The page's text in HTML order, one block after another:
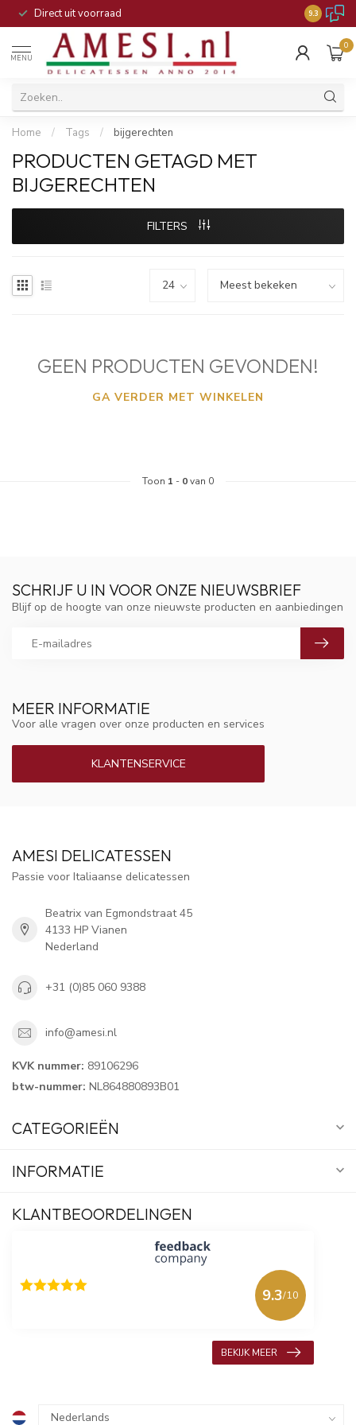
Direct uit voorraad 9.3
MENU
0
Home / Tags / bijgerechten
PRODUCTEN GETAGD MET
BIJGERECHTEN
FILTERS
GEEN PRODUCTEN GEVONDEN!
GA VERDER MET WINKELEN
Toon 1 - 0van 0
MEER INFORMATIE
Voor alle vragen over onze producten en services
KLANTENSERVICE
SCHRIJF U IN VOOR ONZE NIEUWSBRIEF
Blijf op de hoogte van onze nieuwste producten en aanbiedingen
AMESI DELICATESSEN
Passie voor Italiaanse delicatessen
Beatrix van Egmondstraat 45
4133 HP Vianen
Nederland
+31 (0)85 060 9388
info@amesi.nl
KVK nummer: 89106296
btw-nummer: NL864880893B01
CATEGORIEËN
INFORMATIE
KLANTBEOORDELINGEN
9.3/10
BEKIJK MEER